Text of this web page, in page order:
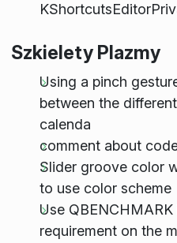
Szkielety Plazmy
Using a pinch
between the
calenda
comment about
Slider groove color
to use color scheme
Use
requirement on the